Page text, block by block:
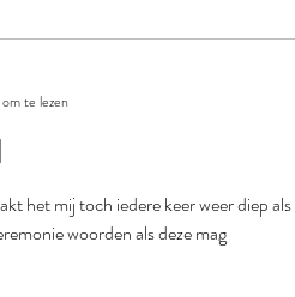
het mij toch iedere keer weer diep als
woorden als deze mag
te lezen